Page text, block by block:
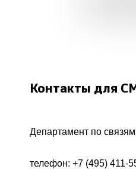
Контакты для
Департамент по
телефон: +7 (495) 411-